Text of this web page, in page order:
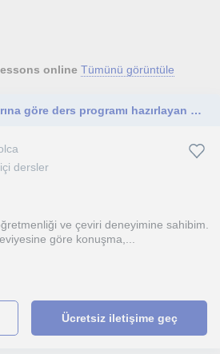
online Tümünü görüntüle
öğrencilerinin ihtiyaçlarına göre ders programı hazırlayan bir öğretmen olarak tanımlıyorum. 10 yılı aşkın süredir İspanyolca
dersler
ve çeviri deneyimine sahibim.
göre konuşma,...
Ücretsiz iletişime geç